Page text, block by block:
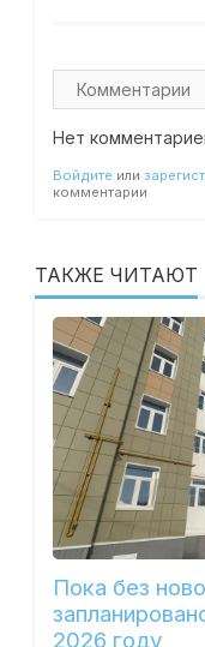
Нет
Войдите или
комментарии
ТАКЖЕ ЧИТАЮТ
Пока без
2026 году